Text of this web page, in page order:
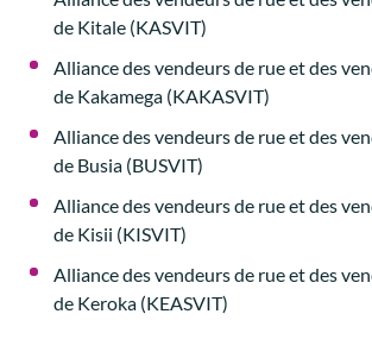
de Kitale (KASVIT)
Alliance des vendeurs de rue et des
de Kakamega (KAKASVIT)
Alliance des vendeurs de rue et des
de Busia (BUSVIT)
Alliance des vendeurs de rue et des
de Kisii (KISVIT)
Alliance des vendeurs de rue et des
de Keroka (KEASVIT)